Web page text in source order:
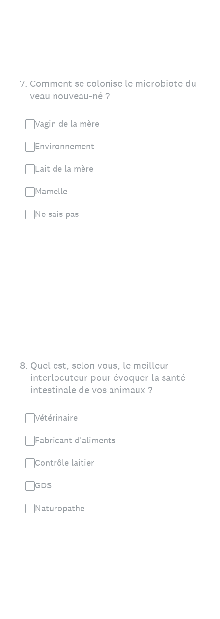
7. Comment se colonise le microbiote du
veau nouveau-né ?
Vagin de la mère
Environnement
Lait de la mère
Mamelle
Ne sais pas
8. Quel est, selon vous, le meilleur
interlocuteur pour évoquer la santé
intestinale de vos animaux ?
Vétérinaire
Fabricant d'aliments
Contrôle laitier
GDS
Naturopathe